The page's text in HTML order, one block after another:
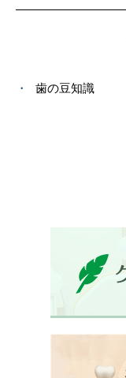
歯の豆知識